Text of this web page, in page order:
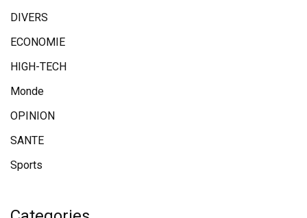
DIVERS
ECONOMIE
HIGH-TECH
Monde
OPINION
SANTE
Sports